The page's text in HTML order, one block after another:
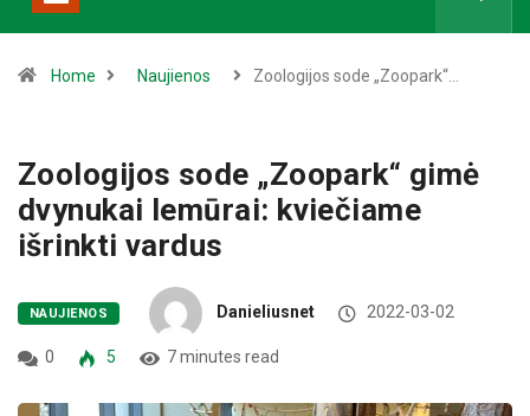
Home Naujienos Zoologijos sode „Zoopark“…
Zoologijos sode „Zoopark“ gimė
dvynukai lemūrai: kviečiame
išrinkti vardus
NAUJIENOS Danieliusnet 2022-03-02
0 5 7 minutes read